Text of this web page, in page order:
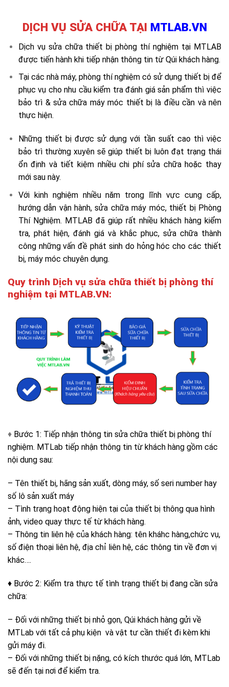
DỊCH VỤ SỬA CHỮA TẠI MTLAB.VN
Dịch vụ sửa chữa thiết bị phòng thí nghiệm tại MTLAB
được tiến hành khi tiếp nhận thông tin từ Qúi khách hàng.
Tại các nhà máy, phòng thí nghiệm có sử dụng thiết bị để
phục vụ cho nhu cầu kiểm tra đánh giá sản phẩm thì việc
bảo trì & sửa chữa máy móc thiết bị là điều cần và nên
thực hiện.
Những thiết bị được sử dụng với tần suất cao thì việc
bảo trì thường xuyên sẽ giúp thiết bị luôn đạt trạng thái
ổn định và tiết kiệm nhiều chi phí sửa chữa hoặc thay
mới sau này.
Với kinh nghiệm nhiều năm trong lĩnh vực cung cấp,
hướng dẫn vận hành, sửa chữa máy móc, thiết bị Phòng
Thí Nghiệm. MTLAB đã giúp rất nhiều khách hàng kiểm
tra, phát hiện, đánh giá và khắc phục, sửa chữa thành
công những vấn đề phát sinh do hỏng hóc cho các thiết
bị, máy móc chuyên dụng.
Quy trình Dịch vụ sửa chữa thiết bị phòng thí
nghiệm tại MTLAB.VN:
♦ Bước 1: Tiếp nhận thông tin sửa chữa thiết bị phòng thí
nghiệm. MTLab tiếp nhận thông tin từ khách hàng gồm các
nội dung sau:
– Tên thiết bị, hãng sản xuất, dòng máy, số seri number hay
số lô sản xuất máy
– Tình trạng hoạt động hiện tại của thiết bị thông qua hình
ảnh, video quay thực tế từ khách hàng.
– Thông tin liên hệ của khách hàng: tên kháhc hàng,chức vụ,
số điện thoại liên hệ, địa chỉ liên hệ, các thông tin về đơn vị
khác….
♦ Bước 2: Kiểm tra thực tế tình trạng thiết bị đang cần sửa
chữa:
– Đối với những thiết bị nhỏ gọn, Qúi khách hàng gửi về
MTLab với tất cả phụ kiện và vật tư cần thiết đi kèm khi
gửi máy đi.
– Đối với những thiết bị nặng, có kích thước quá lớn, MTLab
sẽ đến tại nơi để kiểm tra.